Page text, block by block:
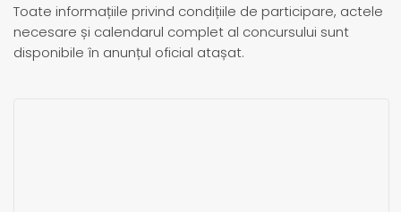
Toate informațiile privind condițiile de participare, actele
necesare și calendarul complet al concursului sunt
disponibile în anunțul oficial atașat.